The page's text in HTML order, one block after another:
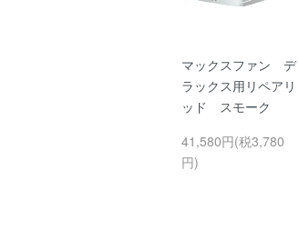
マックスファン デ
ラックス用リペアリ
ッド スモーク
41,580円(税3,780
円)